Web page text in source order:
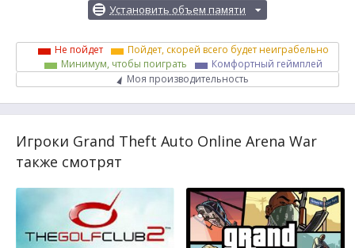
Установить объем памяти
Не пойдет
Пойдет, скорей всего будет неиграбельно
Минимум, чтобы поиграть
Комфортный геймплей
Моя производительность
Игроки Grand Theft Auto Online Arena War
также смотрят